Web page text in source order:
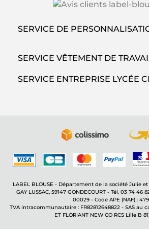
SERVICE DE
SERVICE VÊTEMENT DE
SERVICE ENTREPRISE LYCÉE
LABEL BLOUSE - Département de la société Julie
GAY LUSSAC, 59147 GONDECOURT - Tél. 03 74 46
00029 - Code APE (NAF) :
TVA intracommunautaire : FR82812648822 - SAS au
ET FLORIANT NEW CO RCS Lille B